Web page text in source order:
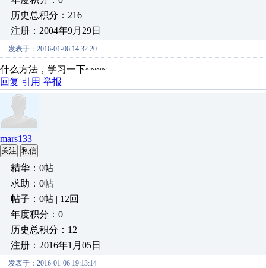
历史总积分：216
注册：2004年9月29日
发表于：2016-01-06 14:32:20
什么方法，学习一下~~~~
回复 引用 举报
mars133
关注 私信
精华：0帖
求助：0帖
帖子：0帖 | 12回
年度积分：0
历史总积分：12
注册：2016年1月05日
发表于：2016-01-06 19:13:14